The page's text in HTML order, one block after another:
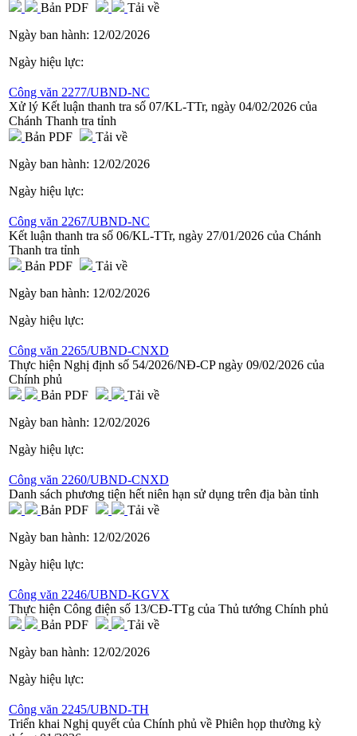
Bản PDF
Tải về
Ngày ban hành: 12/02/2026
Ngày hiệu lực:
Công văn 2277/UBND-NC
Xử lý Kết luận thanh tra số 07/KL-TTr, ngày 04/02/2026 của
Chánh Thanh tra tỉnh
Bản PDF
Tải về
Ngày ban hành: 12/02/2026
Ngày hiệu lực:
Công văn 2267/UBND-NC
Kết luận thanh tra số 06/KL-TTr, ngày 27/01/2026 của Chánh
Thanh tra tỉnh
Bản PDF
Tải về
Ngày ban hành: 12/02/2026
Ngày hiệu lực:
Công văn 2265/UBND-CNXD
Thực hiện Nghị định số 54/2026/NĐ-CP ngày 09/02/2026 của
Chính phủ
Bản PDF
Tải về
Ngày ban hành: 12/02/2026
Ngày hiệu lực:
Công văn 2260/UBND-CNXD
Danh sách phương tiện hết niên hạn sử dụng trên địa bàn tỉnh
Bản PDF
Tải về
Ngày ban hành: 12/02/2026
Ngày hiệu lực:
Công văn 2246/UBND-KGVX
Thực hiện Công điện số 13/CĐ-TTg của Thủ tướng Chính phủ
Bản PDF
Tải về
Ngày ban hành: 12/02/2026
Ngày hiệu lực:
Công văn 2245/UBND-TH
Triển khai Nghị quyết của Chính phủ về Phiên họp thường kỳ